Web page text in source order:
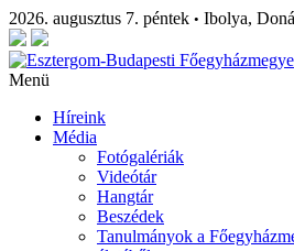
2026. augusztus 7. péntek • Ibolya,
Menü
Híreink
Média
Fotógalériák
Videótár
Hangtár
Beszédek
Tanulmányok a